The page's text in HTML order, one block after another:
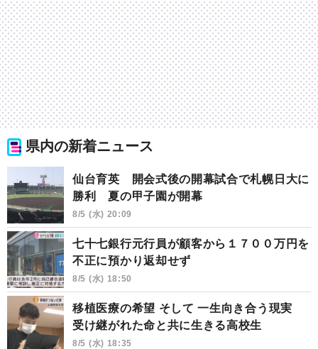
県内の新着ニュース
仙台育英 開会式後の開幕試合で札幌日大に
勝利 夏の甲子園が開幕
8/5 (水) 20:09
七十七銀行元行員が顧客から１７００万円を
不正に預かり返却せず
8/5 (水) 18:50
移植医療の希望 そして 一生向き合う現実
受け継がれた命と共に生きる高校生
8/5 (水) 18:35